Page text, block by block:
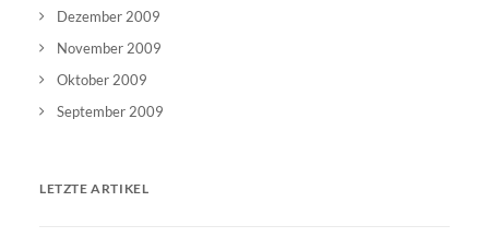
Dezember 2009
November 2009
Oktober 2009
September 2009
LETZTE ARTIKEL